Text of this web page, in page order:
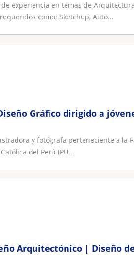
de experiencia en temas de
como; Sketchup, Auto...
Gráfico dirigido a
y fotógrafa perteneciente a la
del Perú (PU...
Arquitectónico | Diseño